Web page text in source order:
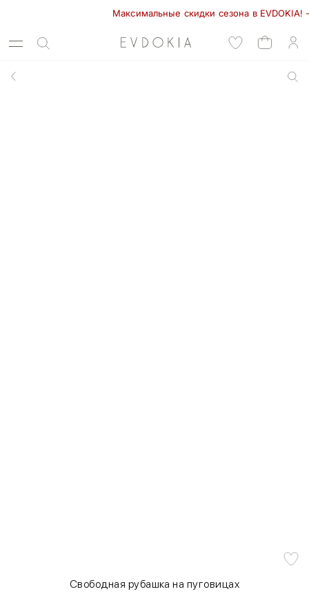
Максимальные скидки сезона в EVDOKIA!
Свободная рубашка на пуговицах